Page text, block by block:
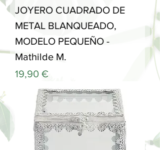
JOYERO CUADRADO DE
METAL BLANQUEADO,
MODELO PEQUEÑO -
Mathilde M.
Precio
19,90 €